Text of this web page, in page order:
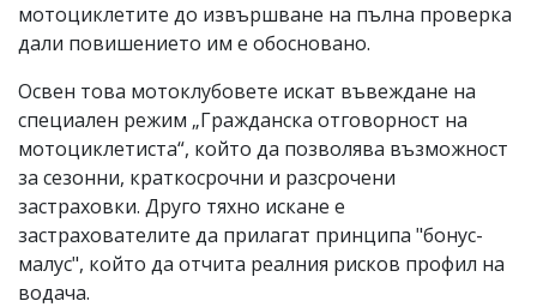
мотоциклетите до извършване на пълна проверка
дали повишението им е обосновано.
Освен това мотоклубовете искат въвеждане на
специален режим „Гражданска отговорност на
мотоциклетиста“, който да позволява възможност
за сезонни, краткосрочни и разсрочени
застраховки. Друго тяхно искане е
застрахователите да прилагат принципа "бонус-
малус", който да отчита реалния рисков профил на
водача.